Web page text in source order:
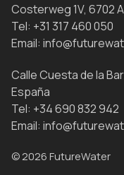
Costerweg 1V, 6702
Tel: +31 317 460 050
Email:
Calle Cuesta de la
España
Tel: +34 690 832 942
Email:
© 2026 FutureWater